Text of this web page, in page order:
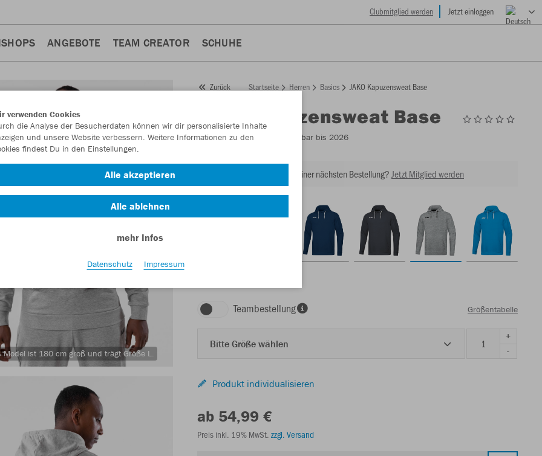
Clubmitglied werden Jetzt einloggen
ANGEBOTE TEAM CREATOR SCHUHE
Model ist 180 cm groß und trägt Größe L.
Zurück Startseite Herren Basics JAKO Kapuzensweat Base
Kapuzensweat Base
Artikelnummer: - Lieferbar bis 2026
Lust auf 30% Rabatt bei Deiner nächsten Bestellung? Jetzt Mitglied werden
Teambestellung Größentabelle
Bitte Größe wählen
+
-
Produkt individualisieren
ab 54,99 €
Preis inkl. 19% MwSt. zzgl. Versand
verwenden Cookies
die Analyse der Besucherdaten können wir dir personalisierte Inhalte
und unsere Website verbessern. Weitere Informationen zu den
findest Du in den Einstellungen.
Alle akzeptieren
Alle ablehnen
mehr Infos
Datenschutz Impressum